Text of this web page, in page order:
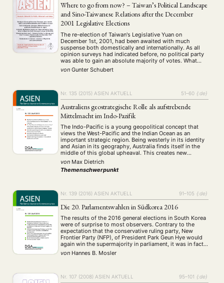
Where to go from now? – Taiwan’s Political Landscape
and Sino-Taiwanese Relations after the December
2001 Legislative Elections
The re-election of Taiwan's Legislative Yuan on
December 1st, 2001, had been awaited with much
suspense both domestically and internationally. As all
opinion surveys had indicated before, no political party
was able to gain an absolute majority of votes. What
kind of future government could be built, would depend
on the relative gains and losses …
von Gunter Schubert
Nr. 135 (2015) ASIEN AKTUELL 51–60 {:de}
Australiens geostrategische Rolle als aufstrebende
Mittelmacht im Indo-Pazifik
The Indo-Pacific is a young geopolitical concept that
views the West-Pacific and the Indian Ocean as an
important strategic region. Being westerly in its identity
and Asian in its geography, Australia finds itself in the
middle of this global upheaval. This creates new
possibilities for regional influence, as well as challenges
that demand responsible solutions. …
von Max Dietrich
Themenschwerpunkt
Nr. 139 (2016) ASIEN AKTUELL 91–105 {:de}
Die 20. Parlamentswahlen in Südkorea 2016
The results of the 2016 general elections in South Korea
were of surprise to most observers. Contrary to the
expectation that the conservative ruling party, New
Frontier Party (NFP), of President Park Geun Hye would
again win the supermajority in parliament, it was in fact
the main opposition party, the liberal Together
Democratic Party (TDP), …
von Hannes B. Mosler
Nr. 107 (2008) ASIEN AKTUELL 95–101 {:de}